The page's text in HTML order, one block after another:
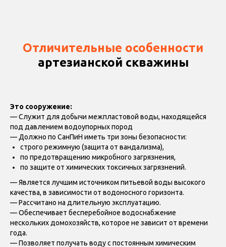
Отличительные особенности
артезианской скважины
Это сооружение:
— Служит для добычи межпластовой воды, находящейся
под давлением водоупорных пород
— Должно по СанПиН иметь три зоны безопасности:
строго режимную (защита от вандализма),
по предотвращению микробного загрязнения,
по защите от химических токсичных загрязнений.
— Является лучшим источником питьевой воды высокого
качества, в зависимости от водоносного горизонта.
— Рассчитано на длительную эксплуатацию.
— Обеспечивает бесперебойное водоснабжение
нескольких домохозяйств, которое не зависит от времени
года.
— Позволяет получать воду с постоянным химическим